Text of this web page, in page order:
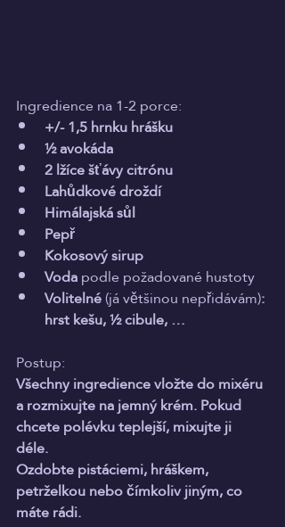
Ingredience na 1-2 porce:
+/- 1,5 hrnku hrášku
½ avokáda
2 lžíce šťávy citrónu
Lahůdkové droždí
Himálajská sůl
Pepř
Kokosový sirup
Voda podle požadované hustoty
Volitelné (já většinou nepřidávám):
hrst kešu, ½ cibule, …
Postup:
Všechny ingredience vložte do mixéru
a rozmixujte na jemný krém. Pokud
chcete polévku teplejší, mixujte ji
déle.
Ozdobte pistáciemi, hráškem,
petrželkou nebo čímkoliv jiným, co
máte rádi.